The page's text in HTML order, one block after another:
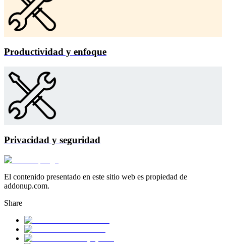
Productividad y enfoque
Privacidad y seguridad
El contenido presentado en este sitio web es propiedad de
addonup.com.
Share